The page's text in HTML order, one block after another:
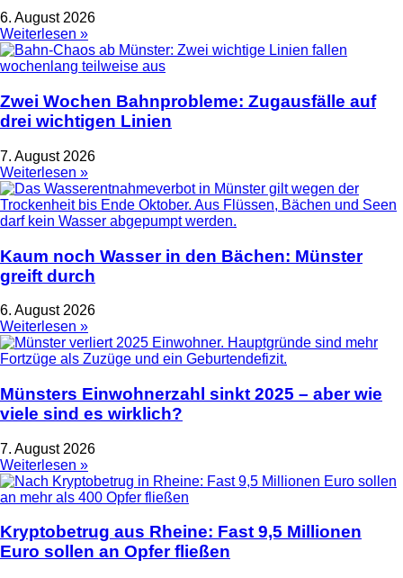
6. August 2026
Weiterlesen »
Zwei Wochen Bahnprobleme: Zugausfälle auf
drei wichtigen Linien
7. August 2026
Weiterlesen »
Kaum noch Wasser in den Bächen: Münster
greift durch
6. August 2026
Weiterlesen »
Münsters Einwohnerzahl sinkt 2025 – aber wie
viele sind es wirklich?
7. August 2026
Weiterlesen »
Kryptobetrug aus Rheine: Fast 9,5 Millionen
Euro sollen an Opfer fließen